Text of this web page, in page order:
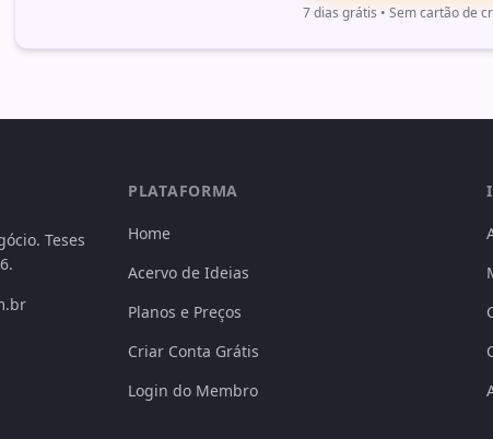
7 dias grátis • Sem cartão de
Teses
PLATAFORMA
Home
Acervo de Ideias
Planos e Preços
Criar Conta Grátis
Login do Membro